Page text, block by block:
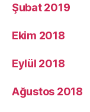
Şubat 2019
Ekim 2018
Eylül 2018
Ağustos 2018